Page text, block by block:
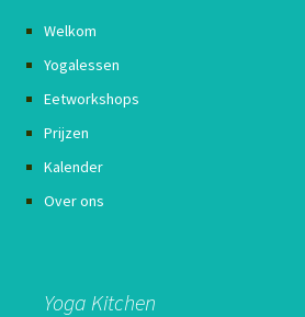
Welkom
Yogalessen
Eetworkshops
Prijzen
Kalender
Over ons
Yoga Kitchen